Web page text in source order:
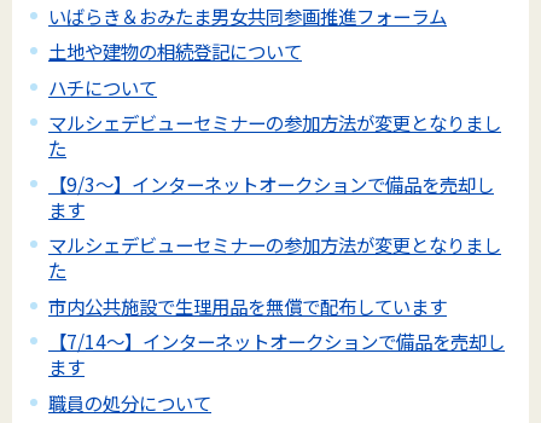
いばらき＆おみたま男女共同参画推進フォーラム
土地や建物の相続登記について
ハチについて
マルシェデビューセミナーの参加方法が変更となりまし
た
【9/3～】インターネットオークションで備品を売却し
ます
マルシェデビューセミナーの参加方法が変更となりまし
た
市内公共施設で生理用品を無償で配布しています
【7/14～】インターネットオークションで備品を売却し
ます
職員の処分について